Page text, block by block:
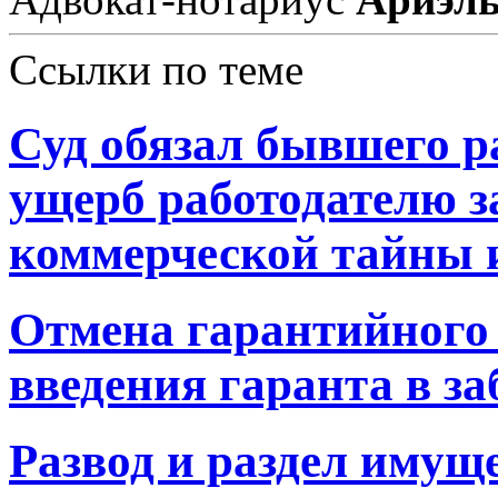
Ссылки по теме
Суд обязал бывшего
ущерб работодателю
коммерческой тайны
Отмена гарантийного
введения гаранта в
Развод и раздел